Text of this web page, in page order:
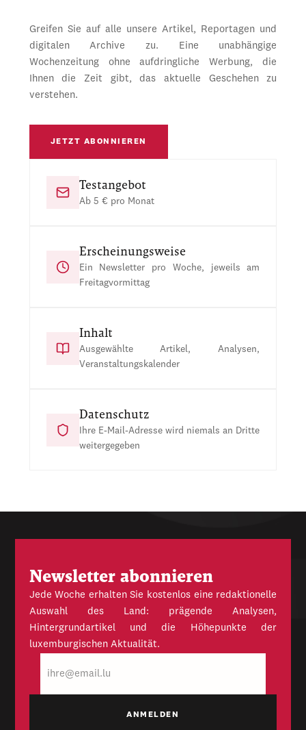
Greifen Sie auf alle unsere Artikel, Reportagen und
digitalen Archive zu. Eine unabhängige
Wochenzeitung ohne aufdringliche Werbung, die
Ihnen die Zeit gibt, das aktuelle Geschehen zu
verstehen.
JETZT ABONNIEREN
Testangebot
Ab 5 € pro Monat
Erscheinungsweise
Ein Newsletter pro Woche, jeweils am
Freitagvormittag
Inhalt
Ausgewählte Artikel, Analysen,
Veranstaltungskalender
Datenschutz
Ihre E-Mail-Adresse wird niemals an Dritte
weitergegeben
Newsletter abonnieren
Jede Woche erhalten Sie kostenlos eine redaktionelle
Auswahl des Land: prägende Analysen,
Hintergrundartikel und die Höhepunkte der
luxemburgischen Aktualität.
Mail